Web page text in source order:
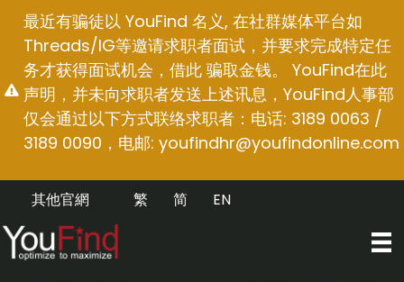
最近有骗徒以 YouFind 名义, 在社群媒体平台如
Threads/IG等邀请求职者面试，并要求完成特定任
务才获得面试机会，借此 骗取金钱。 YouFind在此
声明，并未向求职者发送上述讯息，YouFind人事部
仅会通过以下方式联络求职者：电话: 3189 0063 /
3189 0090，电邮: youfindhr@youfindonline.com
其他官網 EN
简
繁